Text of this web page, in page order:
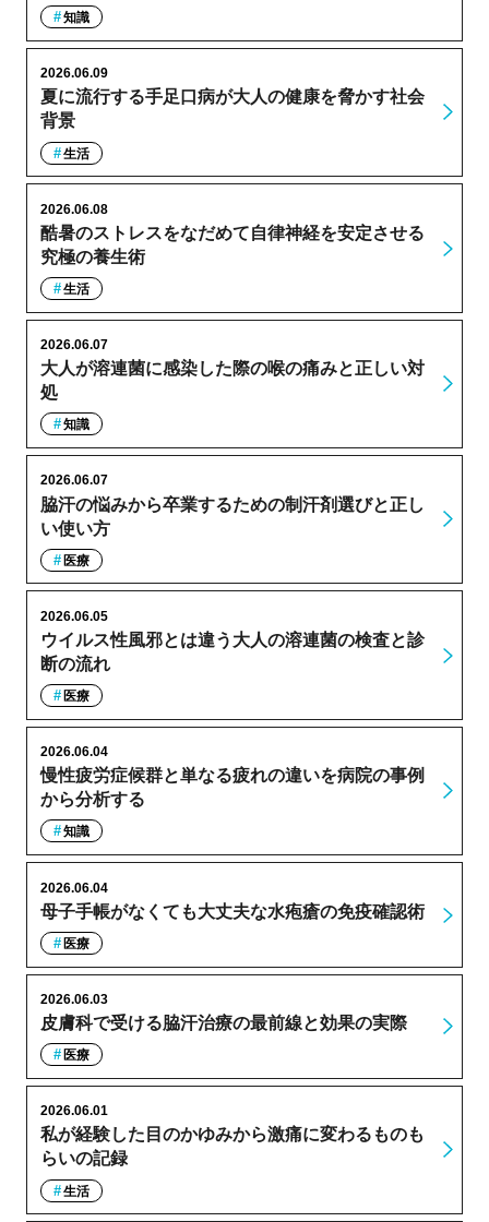
知識
夏に流行する手足口病が大人の健康を脅かす社会
背景
2026.06.09
生活
酷暑のストレスをなだめて自律神経を安定させる
究極の養生術
2026.06.08
生活
大人が溶連菌に感染した際の喉の痛みと正しい対
処
2026.06.07
知識
脇汗の悩みから卒業するための制汗剤選びと正し
い使い方
2026.06.07
医療
ウイルス性風邪とは違う大人の溶連菌の検査と診
断の流れ
2026.06.05
医療
慢性疲労症候群と単なる疲れの違いを病院の事例
から分析する
2026.06.04
知識
母子手帳がなくても大丈夫な水疱瘡の免疫確認術
2026.06.04
医療
皮膚科で受ける脇汗治療の最前線と効果の実際
2026.06.03
医療
私が経験した目のかゆみから激痛に変わるものも
らいの記録
2026.06.01
生活